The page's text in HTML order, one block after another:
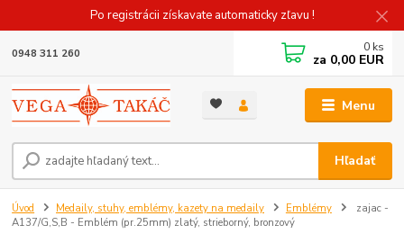
Po registrácii získavate automaticky zľavu !
Menu
Hľadať
0948 311 260 0 ks
za 0,00 EUR
Úvod Medaily, stuhy, emblémy, kazety na medaily Emblémy
zajac -
A137/G,S,B - Emblém (pr.25mm) zlatý, strieborný, bronzový